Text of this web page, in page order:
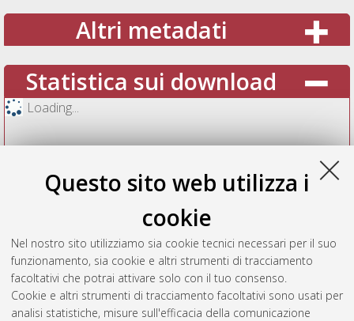
Questo sito web utilizza i
cookie
Nel nostro sito utilizziamo sia cookie tecnici necessari per il suo
funzionamento, sia cookie e altri strumenti di tracciamento
facoltativi che potrai attivare solo con il tuo consenso.
Cookie e altri strumenti di tracciamento facoltativi sono usati per
analisi statistiche, misure sull'efficacia della comunicazione
Altri metadati
Statistica sui download
Loading...
Vedi altre statistiche